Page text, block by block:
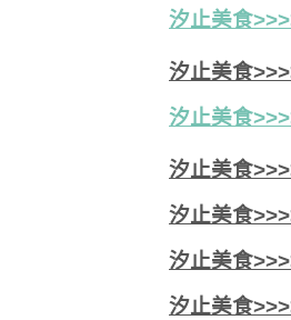
汐止美食
汐止美食
汐止美食
汐止美食
汐止美食
汐止美食
汐止美食